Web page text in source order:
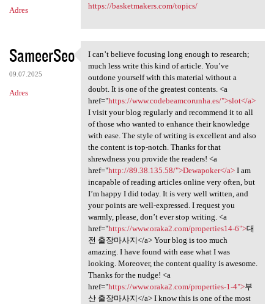
Adres
https://basketmakers.com/topics/
SameerSeo
09.07.2025
Adres
I can’t believe focusing long
I can’t believe focusing long enough to research;
much less write this kind of article. You’ve
outdone yourself with this material without a
doubt. It is one of the greatest contents. <a
href="https://www.codebeamcorunha.es/">slot</a>
I visit your blog regularly and recommend it to all
of those who wanted to enhance their knowledge
with ease. The style of writing is excellent and also
the content is top-notch. Thanks for that
shrewdness you provide the readers! <a
href="http://89.38.135.58/">Dewapoker</a>I am
incapable of reading articles online very often, but
I’m happy I did today. It is very well written, and
your points are well-expressed. I request you
warmly, please, don’t ever stop writing. <a
href="https://www.oraka2.com/properties14-6">대
전 출장마사지</a> Your blog is too much
amazing. I have found with ease what I was
looking. Moreover, the content quality is awesome.
Thanks for the nudge! <a
href="https://www.oraka2.com/properties-1-4">부
산 출장마사지</a> I know this is one of the most